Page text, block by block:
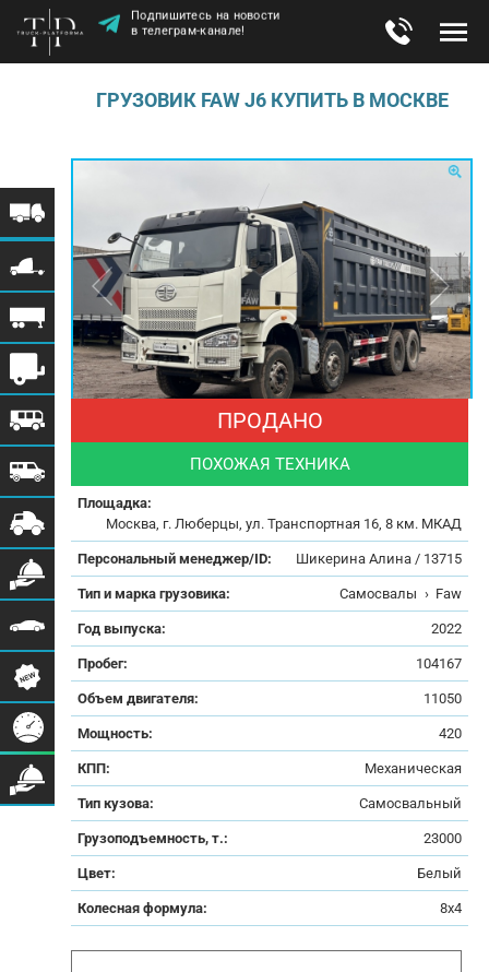
Подпишитесь на новости
в телеграм-канале!
ГРУЗОВИК FAW J6 КУПИТЬ В МОСКВЕ
ПРОДАНО
ПОХОЖАЯ ТЕХНИКА
Площадка:
Москва, г. Люберцы, ул. Транспортная 16, 8 км. МКАД
Персональный менеджер/ID: Шикерина Алина / 13715
Тип и марка грузовика: Самосвалы › Faw
Год выпуска: 2022
Пробег: 104167
Объем двигателя: 11050
Мощность: 420
КПП: Механическая
Тип кузова: Самосвальный
Грузоподъемность, т.: 23000
Цвет: Белый
Колесная формула: 8x4